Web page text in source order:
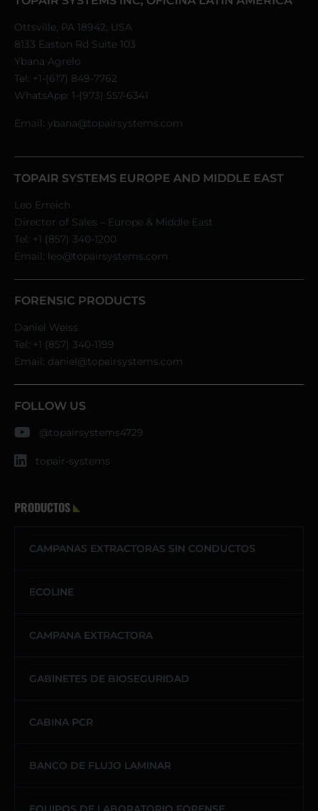
Ottsville, PA 18942, USA
8133 Easton Rd Suite 103
Ybana Agrelo
Tel: +1-(617) 849-7762
WhatsApp: 1-(973) 557-6341
Email: ybana@topairsystems.com
TOPAIR SYSTEMS EUROPE AND MIDDLE EAST
Leo Erreich
Director of Sales – Europe & Middle East
Tel: +1 (857) 340-1200
Email: leo@topairsystems.com
FORENSIC PRODUCTS
Daniel Weiss
Tel: +1 (857) 340-1199
Email: daniel@topairsystems.com
FOLLOW US
@topairsystems4729
topair-systems
PRODUCTOS
CAMPANAS EXTRACTORAS SIN CONDUCTOS
ECOLINE
CAMPANA EXTRACTORA
GABINETES DE BIOSEGURIDAD
CABINA PCR
BANCO DE FLUJO LAMINAR